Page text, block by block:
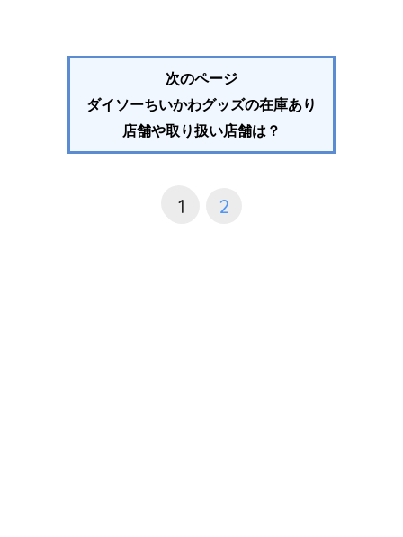
次のページ
ダイソーちいかわグッズの在庫あり
店舗や取り扱い店舗は？
1 2